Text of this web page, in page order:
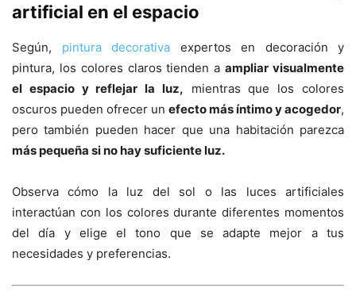
artificial en el espacio
Según, pintura decorativa expertos en decoración y
pintura, los colores claros tienden aampliar visualmente
el espacio y reflejar la luz, mientras que los colores
oscuros pueden ofrecer un efecto más íntimo y acogedor,
pero también pueden hacer que una habitación parezca
más pequeña si no hay suficiente luz.
Observa cómo la luz del sol o las luces artificiales
interactúan con los colores durante diferentes momentos
del día y elige el tono que se adapte mejor a tus
necesidades y preferencias.